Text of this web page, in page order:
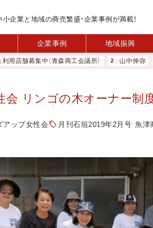
小企業と地域の商売繁盛・企業事例が満載！
企業事例 地域振興
集中（青森商工会議所） 山中伸弥 外
会 リンゴの木オーナー制
アップ女性会 月刊石垣2019年2月号 魚津